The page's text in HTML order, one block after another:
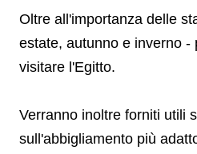
Oltre all'importanza delle
estate, autunno e inverno -
visitare l'Egitto.
Verranno inoltre forniti utili
sull'abbigliamento più